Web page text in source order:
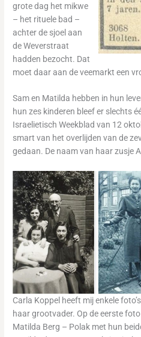
grote dag het mikwe
– het rituele bad –
achter de sjoel aan
de Weverstraat
hadden bezocht. Dat
moet daar aan de veemarkt een
Sam en Matilda hebben in hun
hun zes kinderen bleef er slechts
Israelietisch Weekblad van 12
smart van het overlijden van de
gedaan. De naam van haar zusje
Carla Koppel heeft mij enkele
haar grootvader. Op de eerste
Matilda Berg – Polak met hun